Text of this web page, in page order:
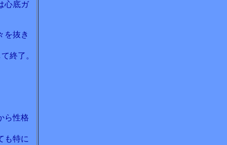
心底ガ
を抜き
終了。
ら性格
も特に